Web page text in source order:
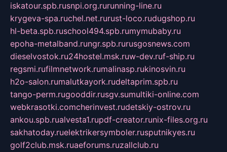
iskatour.spb.rusnpi.org.rurunning-line.ru
krygeva-spa.ruchel.net.rurust-loco.rudugshop.ru
hl-beta.spb.ruschool494.spb.rumymubaby.ru
epoha-metalband.rungr.spb.rurusgosnews.com
dieselvostok.ru24hostel.msk.ruw-dev.ruf-ship.ru
regsmi.rufilmnetwork.rumalinasp.rukinosvin.ru
h2o-salon.rumalutkayork.rudeltaprim.spb.ru
tango-perm.rugooddir.rusgv.sumultiki-online.com
webkrasotki.comcherinvest.rudetskiy-ostrov.ru
ankou.spb.rualvesta1.rupdf-creator.runix-files.org.ru
sakhatoday.ruelektrikersymboler.rusputnikyes.ru
golf2club.msk.ruaeforums.ruzallclub.ru